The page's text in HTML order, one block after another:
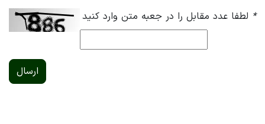
* لطفا عدد مقابل را در جعبه متن وارد کنید
ارسال